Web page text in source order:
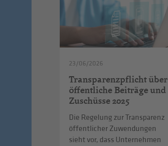
23/06/2026
Transparenzpflicht über
öffentliche Beiträge und
Zuschüsse 2025
Die Regelung zur Transparenz
öffentlicher Zuwendungen
sieht vor, dass Unternehmen